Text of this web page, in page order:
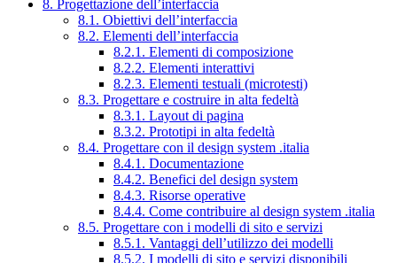
8. Progettazione dell’interfaccia
8.1. Obiettivi dell’interfaccia
8.2. Elementi dell’interfaccia
8.2.1. Elementi di composizione
8.2.2. Elementi interattivi
8.2.3. Elementi testuali (microtesti)
8.3. Progettare e costruire in alta fedeltà
8.3.1. Layout di pagina
8.3.2. Prototipi in alta fedeltà
8.4. Progettare con il design system .italia
8.4.1. Documentazione
8.4.2. Benefici del design system
8.4.3. Risorse operative
8.4.4. Come contribuire al design system .italia
8.5. Progettare con i modelli di sito e servizi
8.5.1. Vantaggi dell’utilizzo dei modelli
8.5.2. I modelli di sito e servizi disponibili